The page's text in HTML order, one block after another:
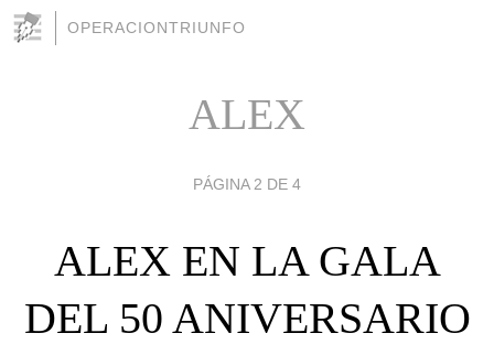
OPERACIONTRIUNFO
ALEX
PÁGINA 2 DE 4
ALEX EN LA GALA
DEL 50 ANIVERSARIO